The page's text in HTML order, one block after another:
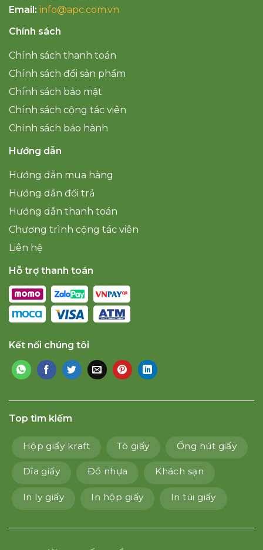
Email: info@apc.com.vn
Chính sách
Chính sách thanh toán
Chính sách đổi sản phẩm
Chính sách bảo mật
Chính sách cộng tác viên
Chính sách bảo hành
Hướng dẫn
Hướng dẫn mua hàng
Hướng dẫn đổi trả
Hướng dẫn thanh toán
Chương trình cộng tác viên
Liên hệ
Hỗ trợ thanh toán
Kết nối chúng tôi
Top tìm kiếm
Hộp giấy kraft Tô giấy Ống hút giấy
Dĩa giấy Đồ nhựa Khách sạn
In ly giấy In hộp giấy In túi giấy